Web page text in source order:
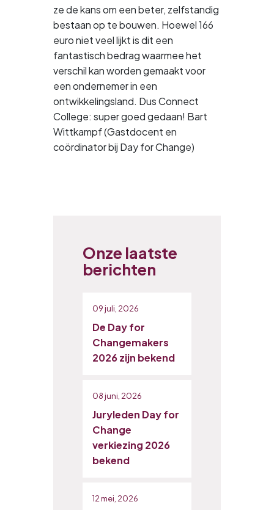
ze de kans om een beter, zelfstandig
bestaan op te bouwen. Hoewel 166
euro niet veel lijkt is dit een
fantastisch bedrag waarmee het
verschil kan worden gemaakt voor
een ondernemer in een
ontwikkelingsland. Dus Connect
College: super goed gedaan! Bart
Wittkampf (Gastdocent en
coördinator bij Day for Change)
Onze laatste
berichten
09 juli, 2026
De Day for
Changemakers
2026 zijn bekend
08 juni, 2026
Juryleden Day for
Change
verkiezing 2026
bekend
12 mei, 2026